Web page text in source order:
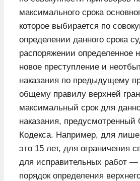
максимального срока
которое выбирается по
определении данного срока
распоряжении определенное
новое преступление и
наказания по предыдущему
общему правилу верхней
максимальный срок для
наказания,
Кодекса. Например, для
это 15 лет, для ограничения
для исправительных работ —
порядок определения